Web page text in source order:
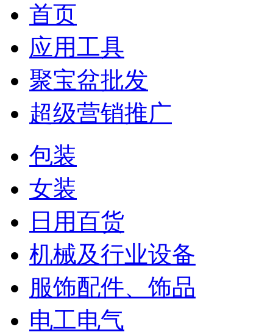
首页
应用工具
聚宝盆批发
超级营销推广
包装
女装
日用百货
机械及行业设备
服饰配件、饰品
电工电气